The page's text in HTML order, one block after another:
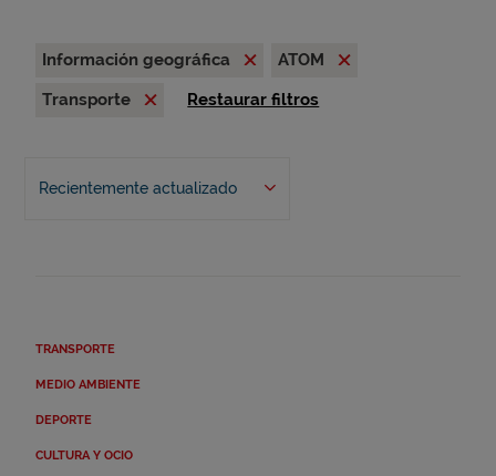
Información geográfica
ATOM
Transporte
Restaurar filtros
Recientemente actualizado
TRANSPORTE
MEDIO AMBIENTE
DEPORTE
CULTURA Y OCIO